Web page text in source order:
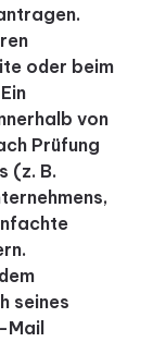
oder beim
von
Prüfung
(z. B.
seines